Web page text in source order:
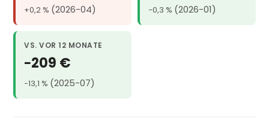
+0,2 % (2026-04) −0,3 % (2026-01)
VS. VOR 12 MONATE
−209 €
−13,1 % (2025-07)